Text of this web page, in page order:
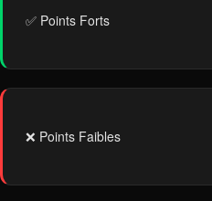
✅ Points Forts
❌ Points Faibles